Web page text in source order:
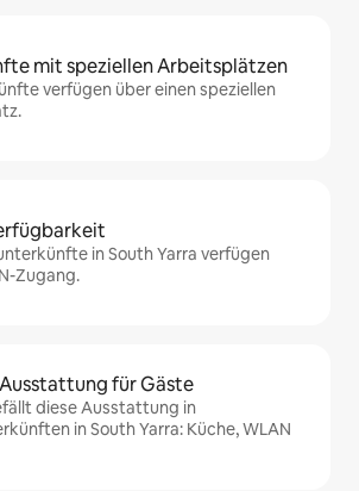
mit speziellen Arbeitsplätzen
verfügen über einen speziellen
in South Yarra verfügen
Zugang.
für Gäste
diese Ausstattung in
in South Yarra: Küche, WLAN